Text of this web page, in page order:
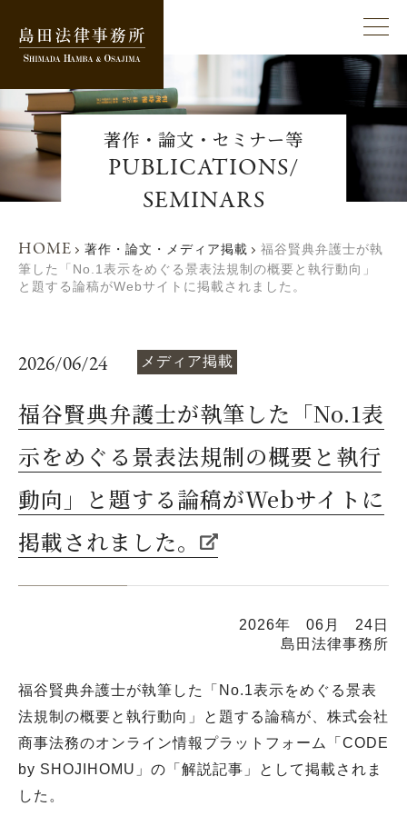
著作・論文・セミナー等
PUBLICATIONS/
SEMINARS
HOME 著作・論文・メディア掲載
福谷賢典弁護士が執
筆した「No.1表示をめぐる景表法規制の概要と執行動向」
と題する論稿がWebサイトに掲載されました。
2026/06/24 メディア掲載
福谷賢典弁護士が執筆した「No.1表
示をめぐる景表法規制の概要と執行
動向」と題する論稿がWebサイトに
掲載されました。
2026年 06月 24日
島田法律事務所
福谷賢典弁護士が執筆した「No.1表示をめぐる景表
法規制の概要と執行動向」と題する論稿が、株式会社
商事法務のオンライン情報プラットフォーム「CODE
by SHOJIHOMU」の「解説記事」として掲載されま
した。